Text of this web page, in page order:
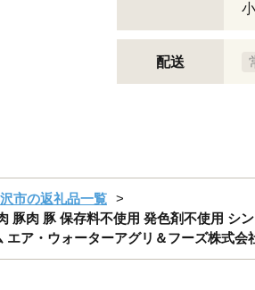
配送
市の返礼品一覧
豚肉 豚 保存料不使用 発色剤不使用 シ
ア・ウォーターアグリ＆フーズ株式会